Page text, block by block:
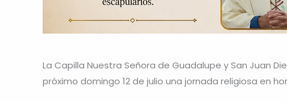
La Capilla Nuestra Señora de Guadalupe y San Juan
próximo domingo 12 de julio una jornada religiosa en